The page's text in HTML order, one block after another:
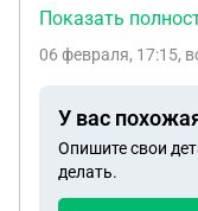
свой бизнес, но
налогов. И
обналичивания,
всего
просьбы
Показать
06 февраля, 17:15,
У вас
Опишите свои
делать.